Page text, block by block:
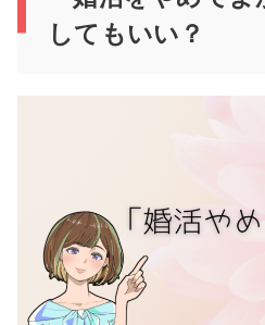
してもいい？